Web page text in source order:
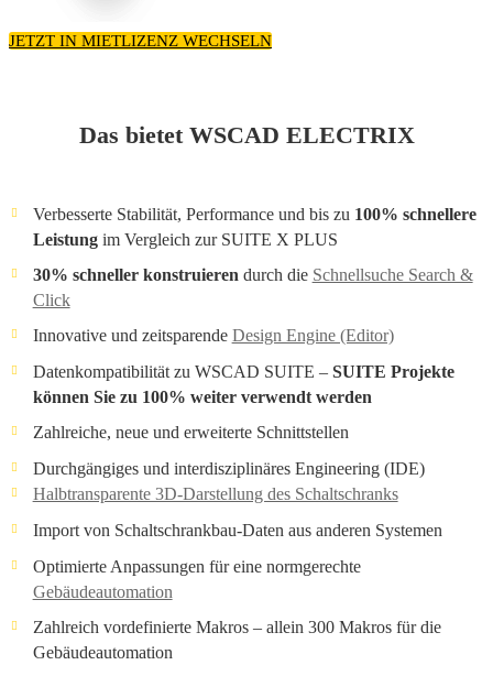
JETZT IN MIETLIZENZ WECHSELN
Das bietet WSCAD ELECTRIX
Verbesserte Stabilität, Performance und bis zu 100% schnellere
Leistungim Vergleich zur SUITE X PLUS
30% schneller konstruieren durch die Schnellsuche Search &
Click
Innovative und zeitsparende Design Engine (Editor)
Datenkompatibilität zu WSCAD SUITE – SUITE Projekte
können Sie zu 100% weiter verwendt werden
Zahlreiche, neue und erweiterte Schnittstellen
Durchgängiges und interdisziplinäres Engineering (IDE)
Halbtransparente 3D-Darstellung des Schaltschranks
Import von Schaltschrankbau-Daten aus anderen Systemen
Optimierte Anpassungen für eine normgerechte
Gebäudeautomation
Zahlreich vordefinierte Makros – allein 300 Makros für die
Gebäudeautomation